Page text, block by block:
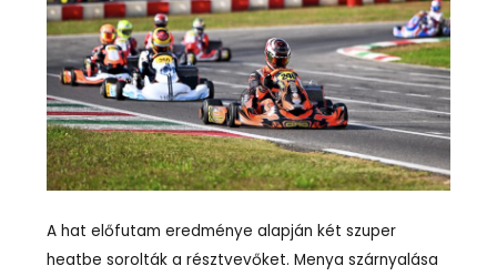
A hat előfutam eredménye alapján két szuper
heatbe sorolták a résztvevőket. Menya szárnyalása